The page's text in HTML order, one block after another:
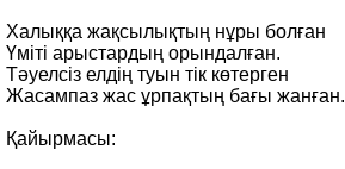
Халыққа жақсылықтың нұры болған
Үміті арыстардың орындалған.
Тәуелсіз елдің туын тік көтерген
Жасампаз жас ұрпақтың бағы жанған.
Қайырмасы: